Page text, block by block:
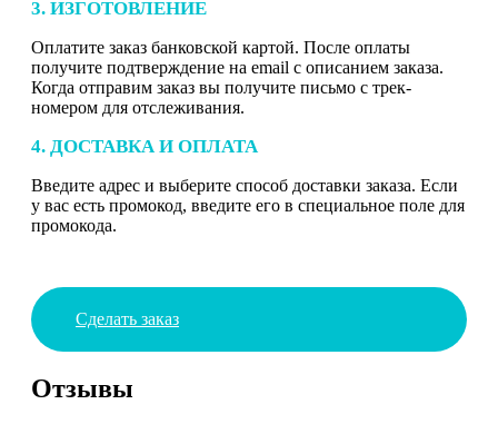
3. ИЗГОТОВЛЕНИЕ
Оплатите заказ банковской картой. После оплаты
получите подтверждение на email с описанием заказа.
Когда отправим заказ вы получите письмо с трек-
номером для отслеживания.
4. ДОСТАВКА И ОПЛАТА
Введите адрес и выберите способ доставки заказа. Если
у вас есть промокод, введите его в специальное поле для
промокода.
Сделать заказ
Отзывы